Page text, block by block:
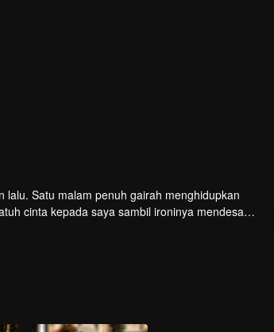
Satu malam penuh gairah menghidupkan
cinta kepada saya sambil ironinya mendesak